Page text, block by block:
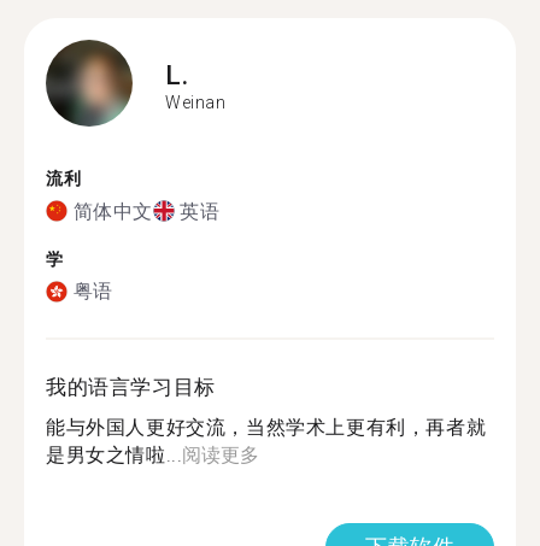
L.
Weinan
流利
简体中文 英语
学
粤语
我的语言学习目标
能与外国人更好交流，当然学术上更有利，再者就
是男女之情啦...阅读更多